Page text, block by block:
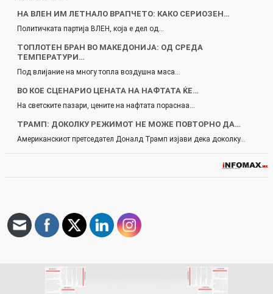
НА ВЛЕН ИМ ЛЕТНАЛО ВРАПЧЕТО: КАКО СЕРИОЗЕН…
Политичката партија ВЛЕН, која е дел од…
ТОПЛОТЕН БРАН ВО МАКЕДОНИЈА: OД СРЕДА
ТЕМПЕРАТУРИ…
Под влијание на многу топла воздушна маса…
ВО КОЕ СЦЕНАРИО ЦЕНАТА НА НАФТАТА ЌЕ…
На светските пазари, цените на нафтата пораснаа…
ТРАМП: ДОКОЛКУ РЕЖИМОТ НЕ МОЖЕ ПОВТОРНО ДА…
Американскиот претседател Доналд Трамп изјави дека доколку…